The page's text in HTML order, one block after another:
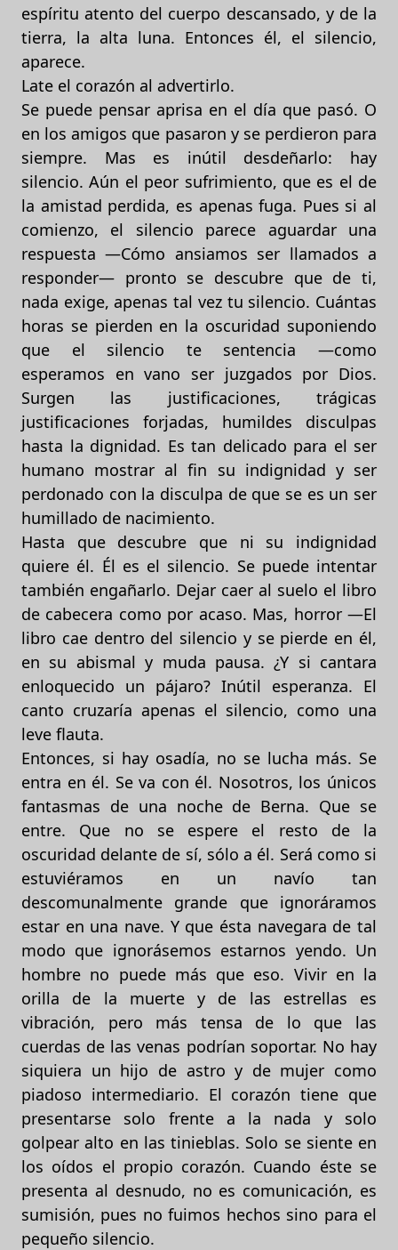
espíritu atento del cuerpo descansado, y de la
tierra, la alta luna. Entonces él, el silencio,
aparece.
Late el corazón al advertirlo.
Se puede pensar aprisa en el día que pasó. O
en los amigos que pasaron y se perdieron para
siempre. Mas es inútil desdeñarlo: hay
silencio. Aún el peor sufrimiento, que es el de
la amistad perdida, es apenas fuga. Pues si al
comienzo, el silencio parece aguardar una
respuesta —Cómo ansiamos ser llamados a
responder— pronto se descubre que de ti,
nada exige, apenas tal vez tu silencio. Cuántas
horas se pierden en la oscuridad suponiendo
que el silencio te sentencia —como
esperamos en vano ser juzgados por Dios.
Surgen las justificaciones, trágicas
justificaciones forjadas, humildes disculpas
hasta la dignidad. Es tan delicado para el ser
humano mostrar al fin su indignidad y ser
perdonado con la disculpa de que se es un ser
humillado de nacimiento.
Hasta que descubre que ni su indignidad
quiere él. Él es el silencio. Se puede intentar
también engañarlo. Dejar caer al suelo el libro
de cabecera como por acaso. Mas, horror —El
libro cae dentro del silencio y se pierde en él,
en su abismal y muda pausa. ¿Y si cantara
enloquecido un pájaro? Inútil esperanza. El
canto cruzaría apenas el silencio, como una
leve flauta.
Entonces, si hay osadía, no se lucha más. Se
entra en él. Se va con él. Nosotros, los únicos
fantasmas de una noche de Berna. Que se
entre. Que no se espere el resto de la
oscuridad delante de sí, sólo a él. Será como si
estuviéramos en un navío tan
descomunalmente grande que ignoráramos
estar en una nave. Y que ésta navegara de tal
modo que ignorásemos estarnos yendo. Un
hombre no puede más que eso. Vivir en la
orilla de la muerte y de las estrellas es
vibración, pero más tensa de lo que las
cuerdas de las venas podrían soportar. No hay
siquiera un hijo de astro y de mujer como
piadoso intermediario. El corazón tiene que
presentarse solo frente a la nada y solo
golpear alto en las tinieblas. Solo se siente en
los oídos el propio corazón. Cuando éste se
presenta al desnudo, no es comunicación, es
sumisión, pues no fuimos hechos sino para el
pequeño silencio.